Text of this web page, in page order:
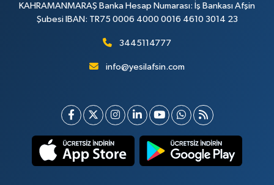
KAHRAMANMARAŞ Banka Hesap Numarası: İş Bankası Afşin
Şubesi IBAN: TR75 0006 4000 0016 4610 3014 23
3445114777
info@yesilafsin.com